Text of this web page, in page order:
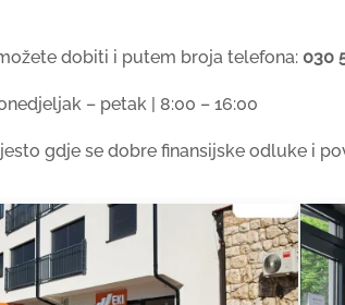
dobiti i putem broja telefona: 030
– petak | 8:00 – 16:00
gdje se dobre finansijske odluke i